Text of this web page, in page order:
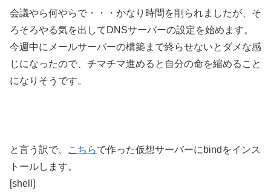
会議やら何やらで・・・かなり時間を削られましたが、そ
ろそろやる気を出してDNSサーバーの設定を始めます。
今週中にメールサーバーの構築まで終らせないとダメな感
じになったので、チマチマ進めると自分の命を縮めること
になりそうです。
と言う訳で、 こちらで作った仮想サーバーにbindをインス
トールします。
[shell]